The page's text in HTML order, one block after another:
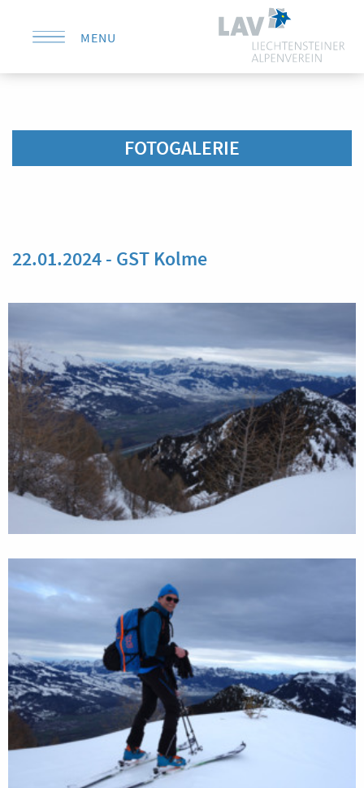
MENU
FOTOGALERIE
22.01.2024 - GST Kolme